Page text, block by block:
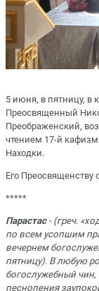
5 июня, в пятницу, в
Преосвященный
Преображенский,
чтением 17-й
Находки.
Его
*****
Парастас- (греч.
по всем усопшим
вечернем
пятницу). В любую
богослужебный чин,
песнопения